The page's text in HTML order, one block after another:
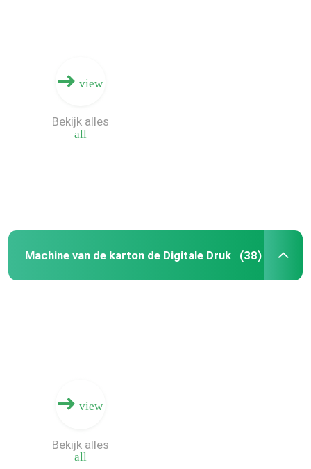
view
all
Bekijk alles
Machine van de karton de Digitale Druk (38)
view
all
Bekijk alles